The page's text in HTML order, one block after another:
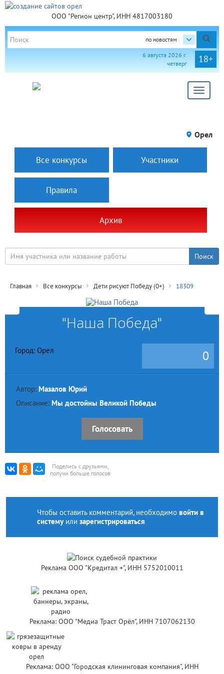
ООО "Регион центр", ИНН 4817003180
по новостям
18+
6 августа 2026 г.
четверг
Toggle
Орел
Все конкурсы Участники
Правила
Архив
Главная Все конкурсы Дети рисуют Победу (0+) 18309
"Наша Победа"
Город: Орел 0
Автор: Мазалов Юрий
Описание: Мы достойны Великой Победы
Голосовать
Поделись с друзьями,
получи больше голосов
Чтобы оставить комментарий, необходимо войти в
системуили зарегистрироваться
Реклама ООО "Кредитал +", ИНН 5752010011
Реклама: ООО "Медиа Траст Орёл", ИНН 7107062130
Реклама: ООО "Городская клининговая компания", ИНН